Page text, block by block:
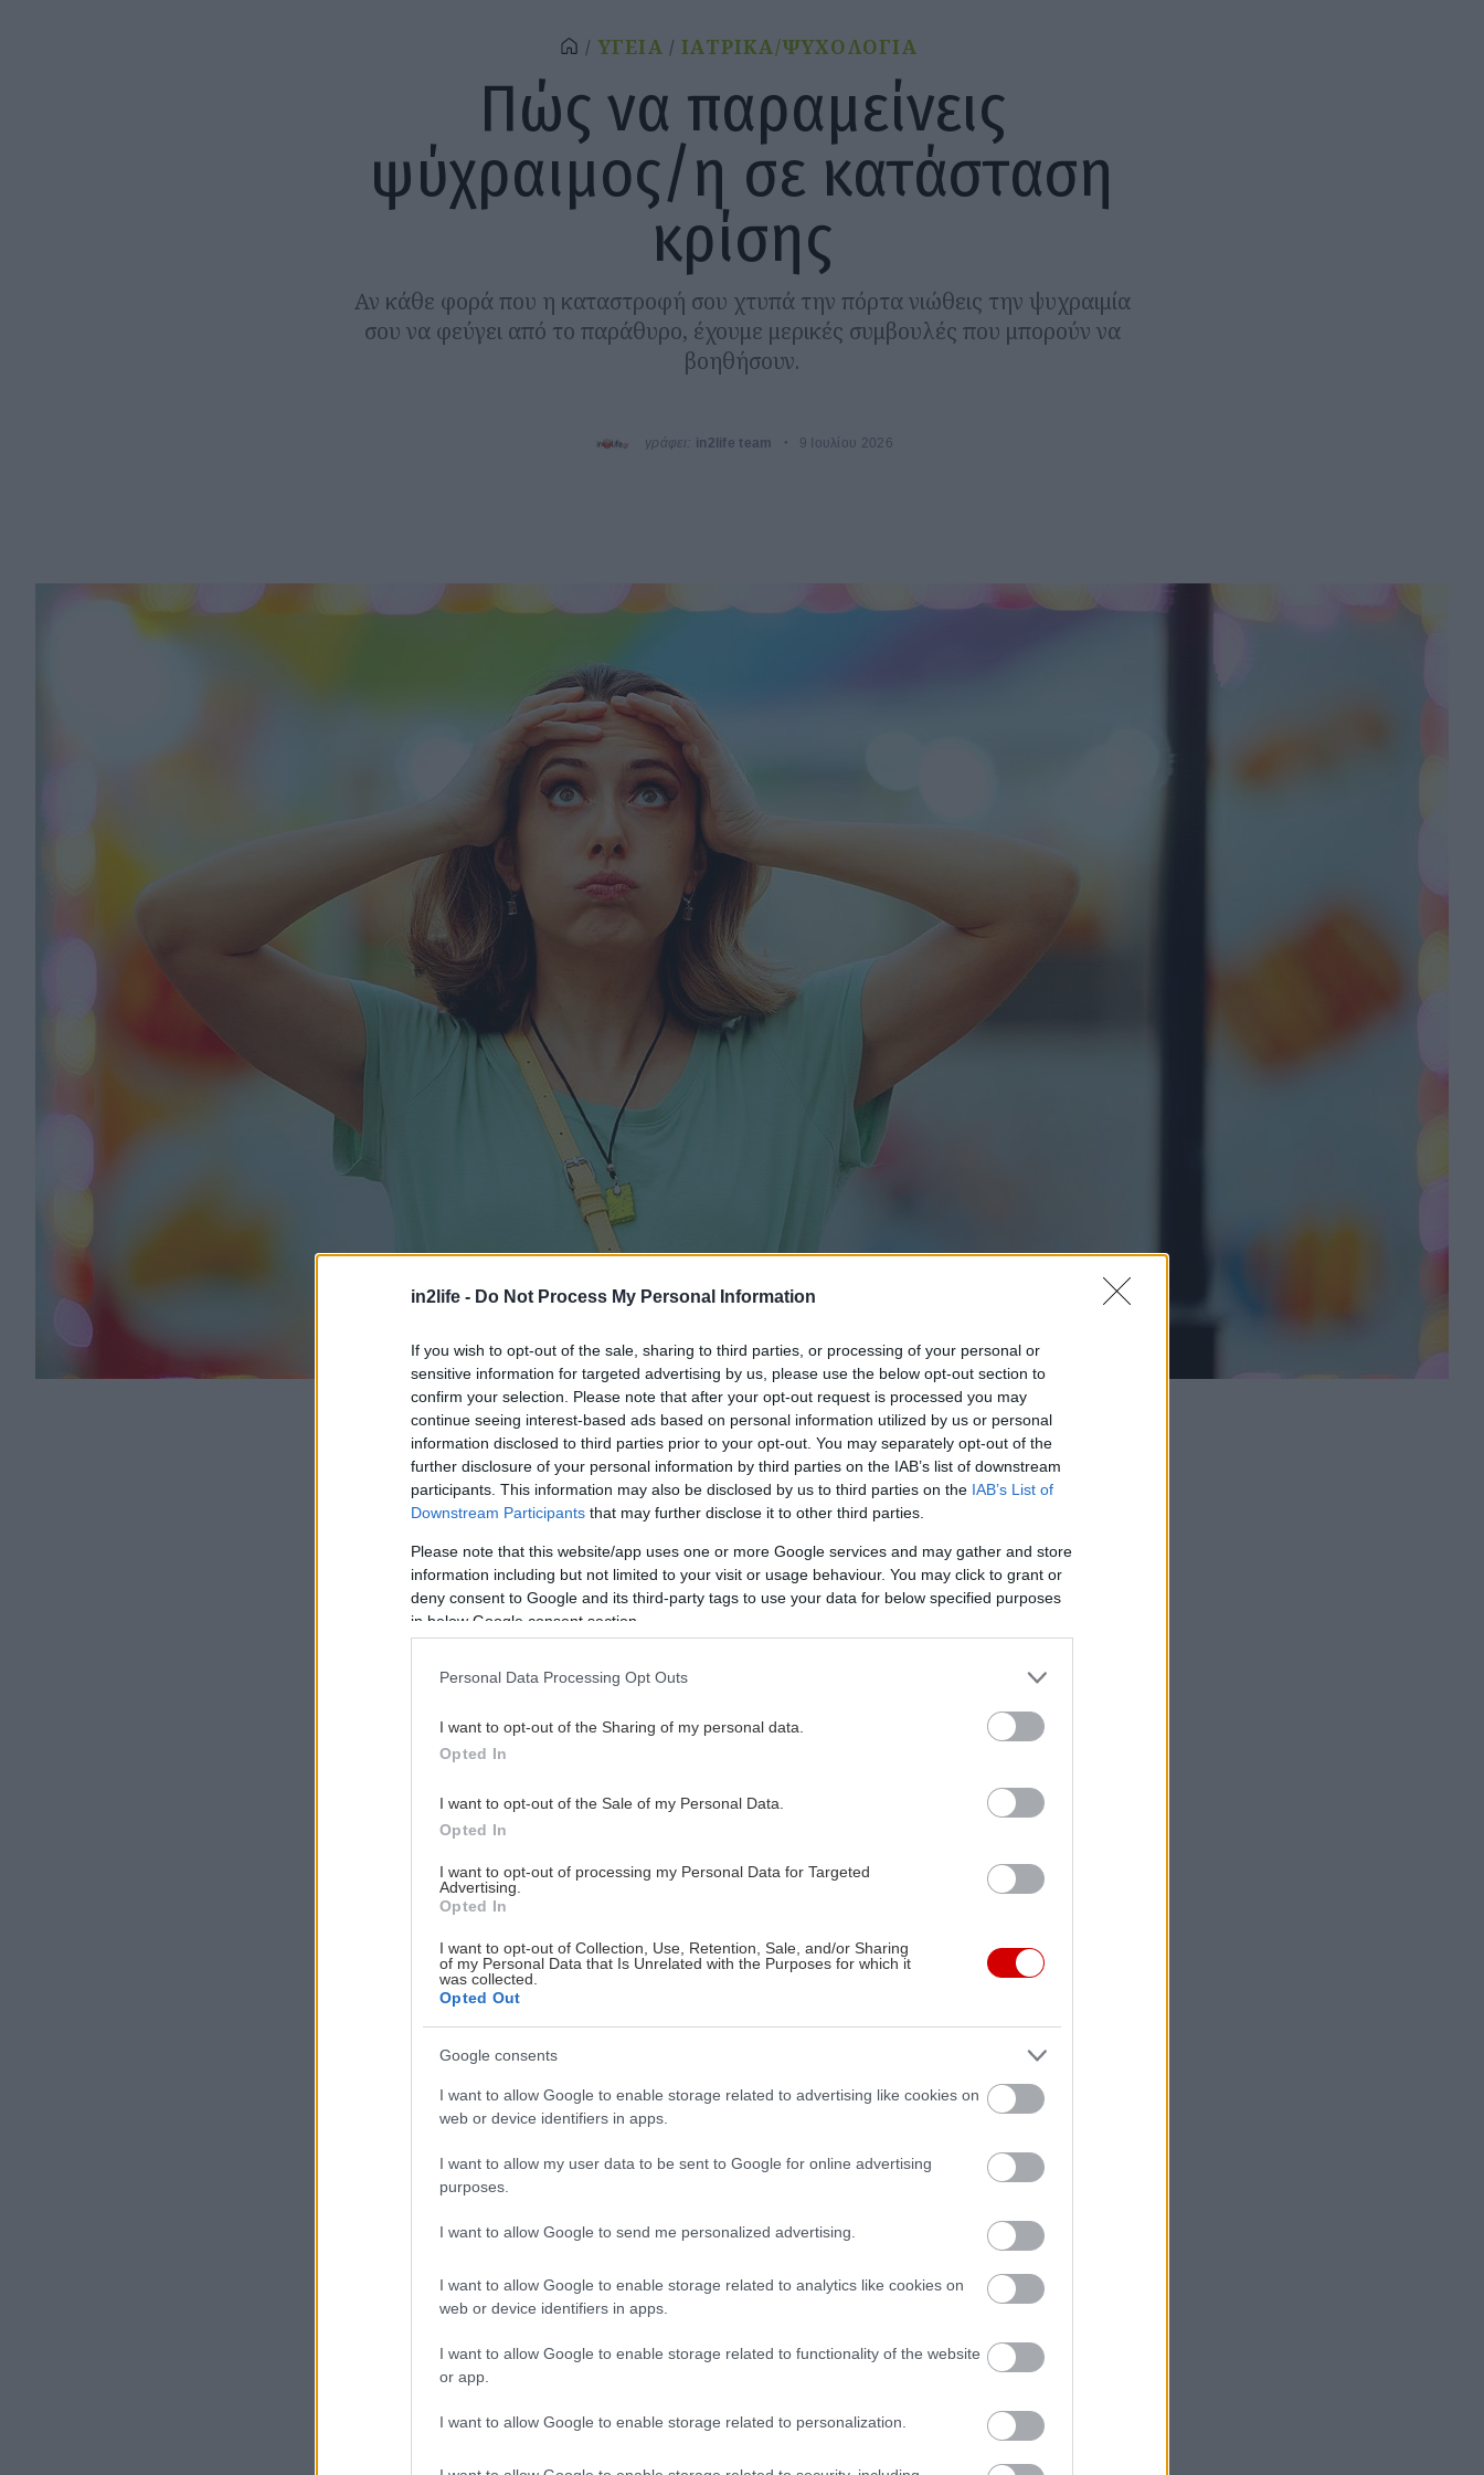
in2life - Do Not Process My Personal Information
If you wish to opt-out of the sale, sharing to third parties, or processing of your personal or
sensitive information for targeted advertising by us, please use the below opt-out section to
confirm your selection. Please note that after your opt-out request is processed you may
continue seeing interest-based ads based on personal information utilized by us or personal
information disclosed to third parties prior to your opt-out. You may separately opt-out of the
further disclosure of your personal information by third parties on the IAB’s list of downstream
participants. This information may also be disclosed by us to third parties on the IAB’s List of
Downstream Participants that may further disclose it to other third parties.
Please note that this website/app uses one or more Google services and may gather and store
information including but not limited to your visit or usage behaviour. You may click to grant or
deny consent to Google and its third-party tags to use your data for below specified purposes
in below Google consent section.
Personal Data Processing Opt Outs
I want to opt-out of the Sharing of my personal data.
Opted In
I want to opt-out of the Sale of my Personal Data.
Opted In
I want to opt-out of processing my Personal Data for Targeted
Advertising.
Opted In
I want to opt-out of Collection, Use, Retention, Sale, and/or Sharing
of my Personal Data that Is Unrelated with the Purposes for which it
was collected.
Opted Out
Google consents
I want to allow Google to enable storage related to advertising like cookies on
web or device identifiers in apps.
I want to allow my user data to be sent to Google for online advertising
purposes.
I want to allow Google to send me personalized advertising.
I want to allow Google to enable storage related to analytics like cookies on
web or device identifiers in apps.
I want to allow Google to enable storage related to functionality of the website
or app.
I want to allow Google to enable storage related to personalization.
ΥΓΕΙΑ ΙΑΤΡΙΚΑ/ΨΥΧΟΛΟΓΙΑ
Πώς να παραμείνεις
ψύχραιμος/η σε κατάσταση
κρίσης
Αν κάθε φορά που η καταστροφή σου χτυπά την πόρτα νιώθεις την ψυχραιμία
σου να φεύγει από το παράθυρο, έχουμε μερικές συμβουλές που μπορούν να
βοηθήσουν.
γράφει: in2life team 9 Ιουλίου 2026
Μ
εγάλο πράγμα η ψυχραιμία, δεν τη διαθέτουν όλοι. Ειδικά όταν τα
είναι το ζουμί του, και τι είναι κι ο χαρακτήρας σου επίσης. Δεν
ψύχραιμος/η σε καταστάσεις κρίσης, κάνεις καλό τόσο στην ψυχική σου υγεία, όσο
και σε εκείνη των γύρω σου. Αν δεν γεννήθηκες με τη σπάνια ετούτη έμφυτη
ικανότητα, ιδού ορισμένοι τρόποι να την καλλιεργήσεις.
Αξιολόγησε την κατάσταση…